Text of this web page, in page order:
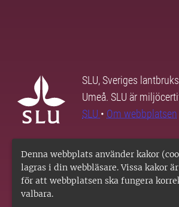
Denna webbplats använder kakor
lagras i din webbläsare. Vissa kakor
för att webbplatsen ska fungera
valbara.
SLU, Sveriges
Umeå. SLU är
SLU • Om webbplatsen